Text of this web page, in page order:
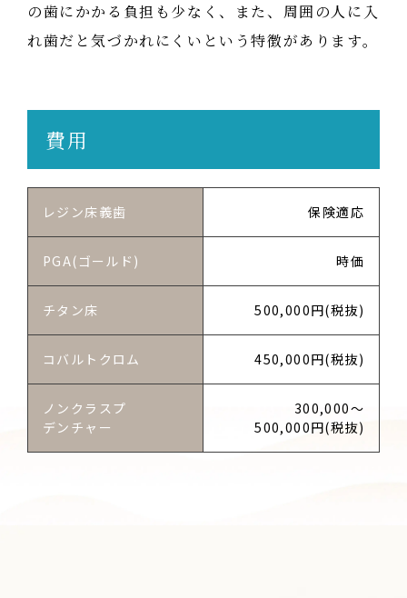
の歯にかかる負担も少なく、また、周囲の人に入
れ歯だと気づかれにくいという特徴があります。
費用
レジン床義歯 保険適応
PGA(ゴールド) 時価
チタン床 500,000円(税抜)
コバルトクロム 450,000円(税抜)
ノンクラスプ
デンチャー
300,000～
500,000円(税抜)